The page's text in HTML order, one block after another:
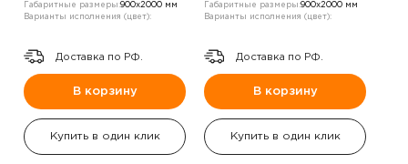
Габаритные размеры:900х2000 мм
Варианты исполнения (цвет):
Доставка по РФ.
В корзину
Купить в один клик
Габаритные размеры:900х2000 мм
Варианты исполнения (цвет):
Доставка по РФ.
В корзину
Купить в один клик